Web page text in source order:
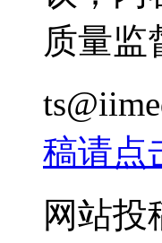
质量监
稿请点
网站投